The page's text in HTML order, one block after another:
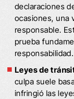
declaraciones
ocasiones, una
responsable.
prueba
responsabilidad.
Leyes de
culpa suele
infringió las